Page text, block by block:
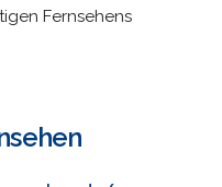
Fernsehens